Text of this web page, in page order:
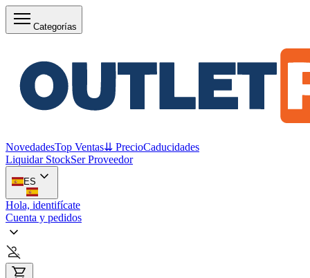
Categorías
NovedadesTop Ventas⇊ PrecioCaducidades
Liquidar StockSer Proveedor
ES
Hola, identifícate
Cuenta y pedidos